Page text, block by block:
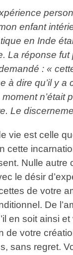
enfant
en Inde
. La réponse fut
: «
à dire qu’il y a
n’était
Le
vie est celle
cette
Nulle autre
le désir
de votre
De
en soit ainsi
de votre
sans regret.